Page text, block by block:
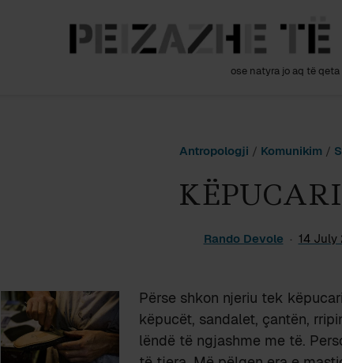
ose natyra jo aq të qeta
Antropologji / Komunikim /
Rando Devole 14 July
Përse shkon njeriu tek
këpucët, sandalet, çantën,
lëndë të ngjashme me të.